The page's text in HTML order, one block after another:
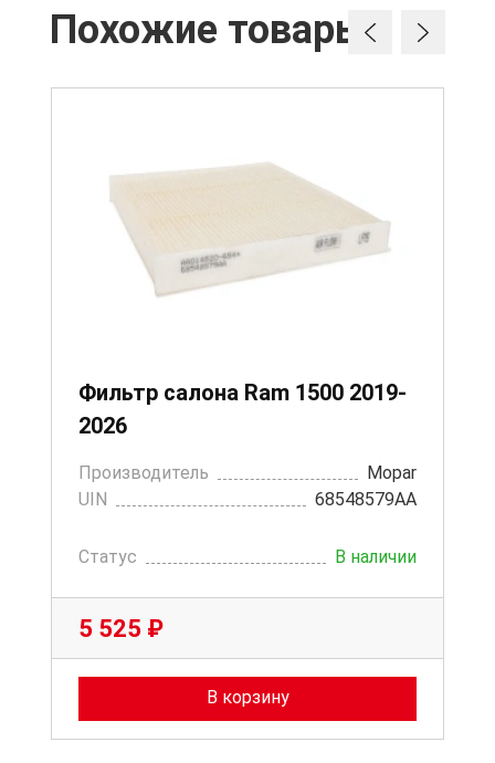
Похожие товары
Фильтр салона Ram 1500 2019-
2026
Производитель
Mopar
UIN
68548579AA
Статус В наличии
5 525 ₽
В корзину